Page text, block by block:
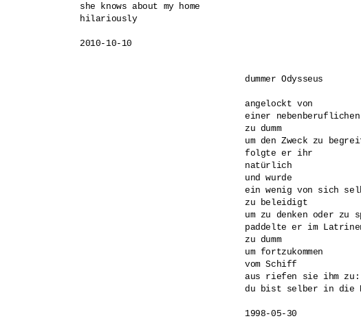
she knows about my home
hilariously
2010-10-10
dummer Odysseus
angelockt von
einer
zu dumm
um den Zweck zu
folgte er ihr
natürlich
und wurde
ein wenig von sich
zu beleidigt
um zu denken oder zu
paddelte er im
zu dumm
um fortzukommen
vom Schiff
aus riefen sie ihm zu:
du bist selber in die
1998-05-30